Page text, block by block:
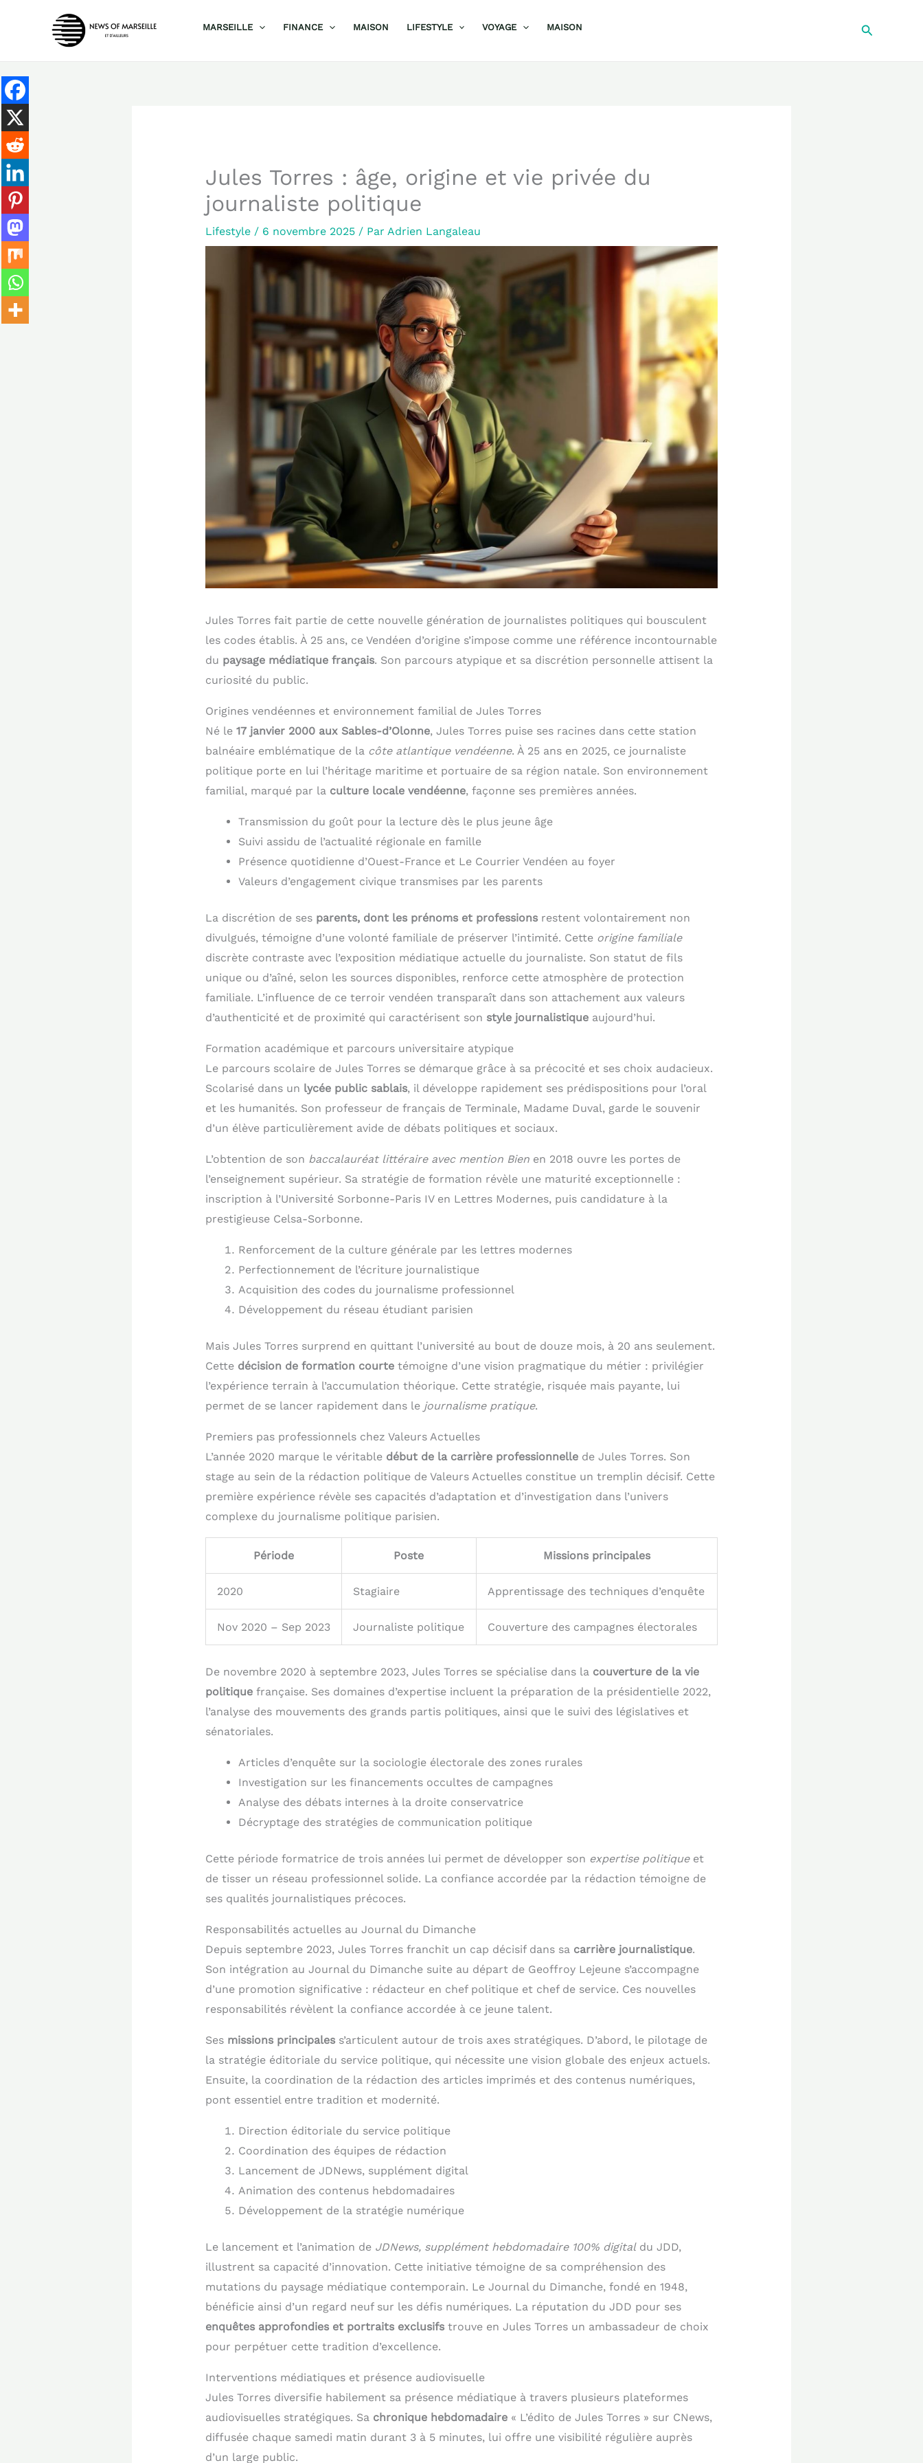
MARSEILLE FINANCE MAISON LIFESTYLE VOYAGE MAISON
Jules Torres : âge, origine et vie privée du
journaliste politique
Lifestyle/ 6 novembre 2025 / Par Adrien Langaleau
Jules Torres fait partie de cette nouvelle génération de journalistes politiques qui bousculent
les codes établis. À 25 ans, ce Vendéen d’origine s’impose comme une référence incontournable
du paysage médiatique français. Son parcours atypique et sa discrétion personnelle attisent la
curiosité du public.
Origines vendéennes et environnement familial de Jules Torres
Né le 17 janvier 2000 aux Sables-d’Olonne, Jules Torres puise ses racines dans cette station
balnéaire emblématique de la côte atlantique vendéenne. À 25 ans en 2025, ce journaliste
politique porte en lui l’héritage maritime et portuaire de sa région natale. Son environnement
familial, marqué par la culture locale vendéenne, façonne ses premières années.
Transmission du goût pour la lecture dès le plus jeune âge
Suivi assidu de l’actualité régionale en famille
Présence quotidienne d’Ouest-France et Le Courrier Vendéen au foyer
Valeurs d’engagement civique transmises par les parents
La discrétion de ses parents, dont les prénoms et professionsrestent volontairement non
divulgués, témoigne d’une volonté familiale de préserver l’intimité. Cette origine familiale
discrète contraste avec l’exposition médiatique actuelle du journaliste. Son statut de fils
unique ou d’aîné, selon les sources disponibles, renforce cette atmosphère de protection
familiale. L’influence de ce terroir vendéen transparaît dans son attachement aux valeurs
d’authenticité et de proximité qui caractérisent son style journalistiqueaujourd’hui.
Formation académique et parcours universitaire atypique
Le parcours scolaire de Jules Torres se démarque grâce à sa précocité et ses choix audacieux.
Scolarisé dans un lycée public sablais, il développe rapidement ses prédispositions pour l’oral
et les humanités. Son professeur de français de Terminale, Madame Duval, garde le souvenir
d’un élève particulièrement avide de débats politiques et sociaux.
L’obtention de son baccalauréat littéraire avec mention Bienen 2018 ouvre les portes de
l’enseignement supérieur. Sa stratégie de formation révèle une maturité exceptionnelle :
inscription à l’Université Sorbonne-Paris IV en Lettres Modernes, puis candidature à la
prestigieuse Celsa-Sorbonne.
Renforcement de la culture générale par les lettres modernes
Perfectionnement de l’écriture journalistique
Acquisition des codes du journalisme professionnel
Développement du réseau étudiant parisien
Mais Jules Torres surprend en quittant l’université au bout de douze mois, à 20 ans seulement.
Cette décision de formation courtetémoigne d’une vision pragmatique du métier : privilégier
l’expérience terrain à l’accumulation théorique. Cette stratégie, risquée mais payante, lui
permet de se lancer rapidement dans le journalisme pratique.
Premiers pas professionnels chez Valeurs Actuelles
L’année 2020 marque le véritable début de la carrière professionnellede Jules Torres. Son
stage au sein de la rédaction politique de Valeurs Actuelles constitue un tremplin décisif. Cette
première expérience révèle ses capacités d’adaptation et d’investigation dans l’univers
complexe du journalisme politique parisien.
Période Poste Missions principales
2020 Stagiaire Apprentissage des techniques d’enquête
Nov 2020 – Sep 2023 Journaliste politique Couverture des campagnes électorales
De novembre 2020 à septembre 2023, Jules Torres se spécialise dans la couverture de la vie
politiquefrançaise. Ses domaines d’expertise incluent la préparation de la présidentielle 2022,
l’analyse des mouvements des grands partis politiques, ainsi que le suivi des législatives et
sénatoriales.
Articles d’enquête sur la sociologie électorale des zones rurales
Investigation sur les financements occultes de campagnes
Analyse des débats internes à la droite conservatrice
Décryptage des stratégies de communication politique
Cette période formatrice de trois années lui permet de développer son expertise politiqueet
de tisser un réseau professionnel solide. La confiance accordée par la rédaction témoigne de
ses qualités journalistiques précoces.
Responsabilités actuelles au Journal du Dimanche
Depuis septembre 2023, Jules Torres franchit un cap décisif dans sa carrière journalistique.
Son intégration au Journal du Dimanche suite au départ de Geoffroy Lejeune s’accompagne
d’une promotion significative : rédacteur en chef politique et chef de service. Ces nouvelles
responsabilités révèlent la confiance accordée à ce jeune talent.
Ses missions principaless’articulent autour de trois axes stratégiques. D’abord, le pilotage de
la stratégie éditoriale du service politique, qui nécessite une vision globale des enjeux actuels.
Ensuite, la coordination de la rédaction des articles imprimés et des contenus numériques,
pont essentiel entre tradition et modernité.
Direction éditoriale du service politique
Coordination des équipes de rédaction
Lancement de JDNews, supplément digital
Animation des contenus hebdomadaires
Développement de la stratégie numérique
Le lancement et l’animation de JDNews, supplément hebdomadaire 100% digitaldu JDD,
illustrent sa capacité d’innovation. Cette initiative témoigne de sa compréhension des
mutations du paysage médiatique contemporain. Le Journal du Dimanche, fondé en 1948,
bénéficie ainsi d’un regard neuf sur les défis numériques. La réputation du JDD pour ses
enquêtes approfondies et portraits exclusifstrouve en Jules Torres un ambassadeur de choix
pour perpétuer cette tradition d’excellence.
Interventions médiatiques et présence audiovisuelle
Jules Torres diversifie habilement sa présence médiatique à travers plusieurs plateformes
audiovisuelles stratégiques. Sa chronique hebdomadaire« L’édito de Jules Torres » sur CNews,
diffusée chaque samedi matin durant 3 à 5 minutes, lui offre une visibilité régulière auprès
d’un large public.